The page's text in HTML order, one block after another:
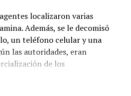
X
localizaron varias
Además, se le decomisó
un teléfono celular y una
las autoridades, eran
de los